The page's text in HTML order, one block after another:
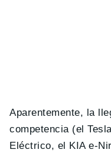
Aparentemente, la
competencia (el
Eléctrico, el KIA e-